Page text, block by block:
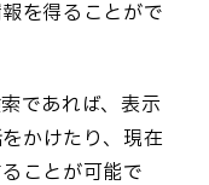
を得ることがで
であれば、表示
かけたり、現在
ことが可能で